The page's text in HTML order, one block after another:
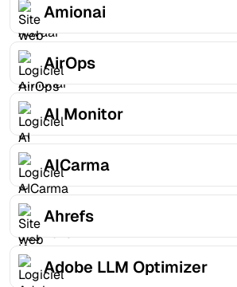
Amionai
AirOps
AI Monitor
AICarma
Ahrefs
Adobe LLM Optimizer